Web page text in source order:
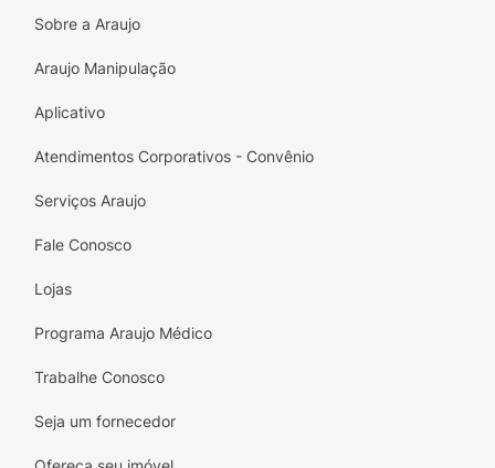
garantir a sua tranquilidade em viagens, no
vestiário da academia ou no escritório. A
união ideal entre funcionalidade mecânica,
segredo elimina a necessidade de carregar
perda.
Senha Personalizável:
fácil de configurar, oferecendo 1.000
segurança.
Design Moderno:
Sobre a Araujo
Araujo Manipulação
Aplicativo
Atendimentos Corporativos - Convênio
Serviços Araujo
Fale Conosco
Lojas
Programa Araujo Médico
Trabalhe Conosco
Seja um fornecedor